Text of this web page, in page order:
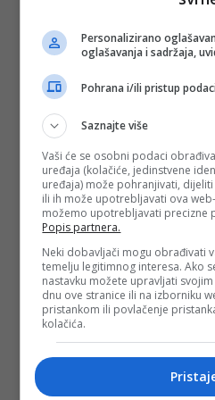
Personalizirano
oglašavanja i sadržaja,
Pohrana i/ili pristup
Saznajte više
Vaši će se osobni podaci
uređaja (kolačiće, jedinstvene
uređaja) može pohranjivati,
ili ih može upotrebljavati ova
možemo upotrebljavati precizne
Popis partnera.
Neki dobavljači mogu obrađivati
temelju legitimnog interesa. Ako
nastavku možete upravljati
dnu ove stranice ili na izborniku
pristankom ili povlačenje
kolačića.